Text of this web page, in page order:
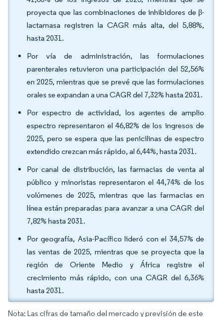
proyecta que las combinaciones de inhibidores de β-
lactamasa registren la CAGR más alta, del 5,88%,
hasta 2031.
Por vía de administración, las formulaciones
parenterales retuvieron una participación del 52,56%
en 2025, mientras que se prevé que las formulaciones
orales se expandan a una CAGR del 7,32% hasta 2031.
Por espectro de actividad, los agentes de amplio
espectro representaron el 46,82% de los ingresos de
2025, pero se espera que las penicilinas de espectro
extendido crezcan más rápido, al 6,44%, hasta 2031.
Por canal de distribución, las farmacias de venta al
público y minoristas representaron el 44,74% de los
volúmenes de 2025, mientras que las farmacias en
línea están preparadas para avanzar a una CAGR del
7,82% hasta 2031.
Por geografía, Asia-Pacífico lideró con el 34,57% de
las ventas de 2025, mientras que se proyecta que la
región de Oriente Medio y África registre el
crecimiento más rápido, con una CAGR del 6,36%
hasta 2031.
Nota: Las cifras de tamaño del mercado y previsión de este